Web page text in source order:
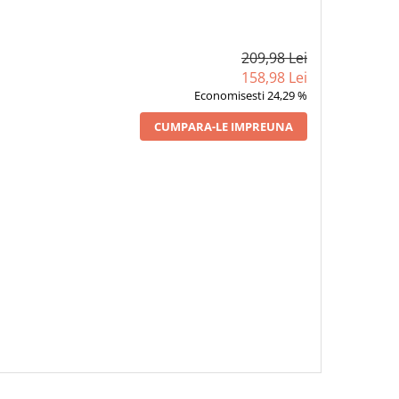
209,98 Lei
158,98 Lei
Economisesti 24,29 %
CUMPARA-LE IMPREUNA